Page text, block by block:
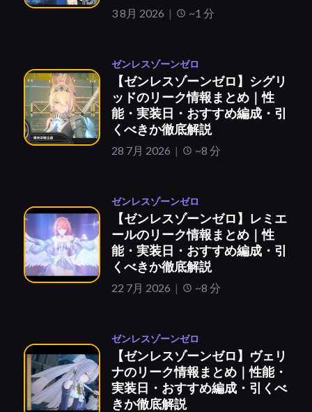
3 8月 2026 ~1 分
ゼンレスゾーンゼロ
【ゼンレスゾーンゼロ】シグリ
ッドのリーク情報まとめ｜性
能・実装日・おすすめ編成・引
くべきか徹底解説
28 7月 2026 ~8 分
ゼンレスゾーンゼロ
【ゼンレスゾーンゼロ】レミエ
ールのリーク情報まとめ｜性
能・実装日・おすすめ編成・引
くべきか徹底解説
22 7月 2026 ~8 分
ゼンレスゾーンゼロ
【ゼンレスゾーンゼロ】ヴェリ
ナのリーク情報まとめ｜性能・
実装日・おすすめ編成・引くべ
きか徹底解説